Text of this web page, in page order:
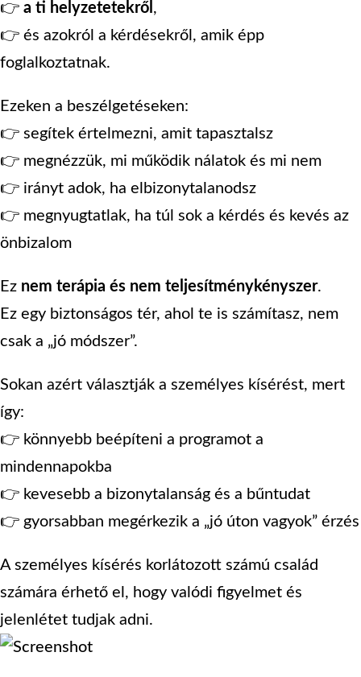
👉 a ti helyzetetekről ,
👉 és azokról a kérdésekről, amik épp
foglalkoztatnak.
Ezeken a beszélgetéseken:
👉 segítek értelmezni, amit tapasztalsz
👉 megnézzük, mi működik nálatok és mi nem
👉 irányt adok, ha elbizonytalanodsz
👉 megnyugtatlak, ha túl sok a kérdés és kevés az
önbizalom
Ez nem terápia és nem teljesítménykényszer.
Ez egy biztonságos tér, ahol te is számítasz, nem
csak a „jó módszer”.
Sokan azért választják a személyes kísérést, mert
így:
👉 könnyebb beépíteni a programot a
mindennapokba
👉 kevesebb a bizonytalanság és a bűntudat
👉 gyorsabban megérkezik a „jó úton vagyok” érzés
A személyes kísérés korlátozott számú család
számára érhető el, hogy valódi figyelmet és
jelenlétet tudjak adni.